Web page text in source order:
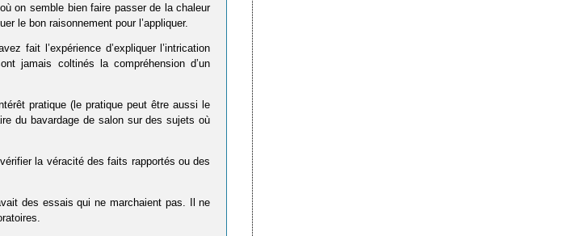
on semble bien faire passer de la chaleur
le bon raisonnement pour l’appliquer.
fait l’expérience d’expliquer l’intrication
jamais coltinés la compréhension d’un
pratique (le pratique peut être aussi le
du bavardage de salon sur des sujets où
la véracité des faits rapportés ou des
des essais qui ne marchaient pas. Il ne